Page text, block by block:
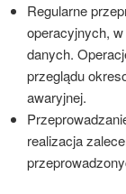
Regularne
operacyjnych,
danych.
przeglądu
awaryjnej.
realizacja